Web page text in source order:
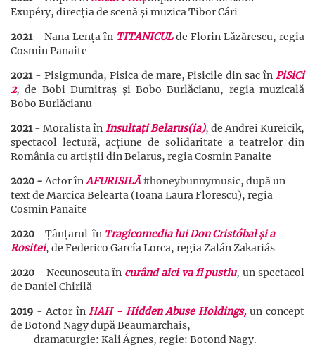
Exupéry, direcția de scenă și muzica Tibor Cári
2021- Nana Lența în TITANICUL de Florin Lăzărescu, regia
Cosmin Panaite
2021- Pisigmunda, Pisica de mare, Pisicile din sac în PiSiCi
2, de Bobi Dumitraș și Bobo Burlăcianu, regia muzicală
Bobo Burlăcianu
2021- Moralista în Insultați Belarus(ia), de Andrei Kureicik,
spectacol lectură, acțiune de solidaritate a teatrelor din
România cu artiștii din Belarus, regia Cosmin Panaite
2020 -Actor înAFURISILĂ#honeybunnymusic, după un
text de Marcica Belearta (Ioana Laura Florescu), regia
Cosmin Panaite
2020 - Țânțarul în Tragicomedia lui Don Cristóbal și a
Rositei, de Federico García Lorca, regia Zalán Zakariás
2020 - Necunoscuta în curând aici va fi pustiu, un spectacol
de Daniel Chirilă
2019 - Actor înHAH - Hidden Abuse Holdings,un concept
de Botond Nagy după Beaumarchais,
dramaturgie: Kali Ágnes, regie: Botond Nagy.